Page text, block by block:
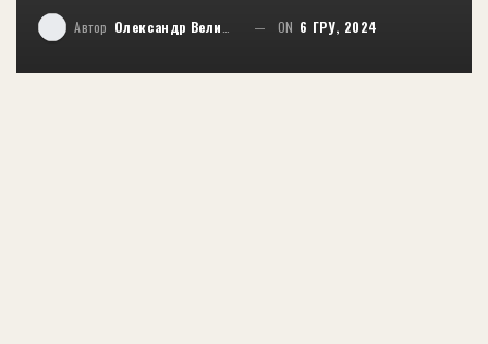
Автор Олександр Великий ON 6 ГРУ, 2024